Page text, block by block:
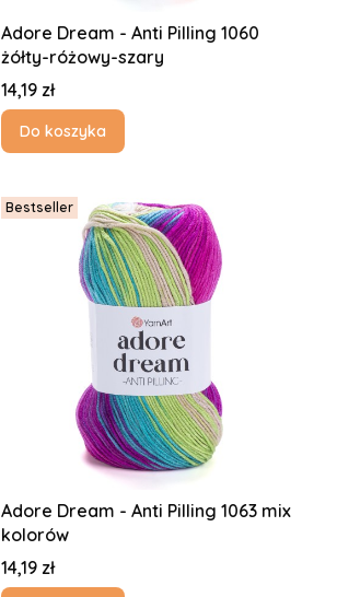
Adore Dream - Anti Pilling 1060
żółty-różowy-szary
Cena
14,19 zł
Do koszyka
Bestseller
Adore Dream - Anti Pilling 1063 mix
kolorów
Cena
14,19 zł